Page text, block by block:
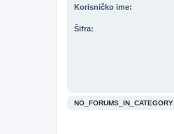
Korisničko ime:
Šifra:
NO_FORUMS_IN_CATEGORY